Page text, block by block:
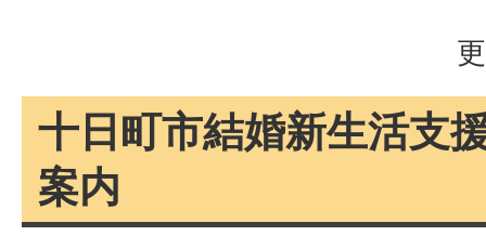
十日町市結婚新生活支
案内